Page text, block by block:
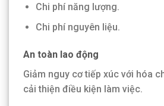
Chi phí năng lượng.
Chi phí nguyên liệu.
An toàn lao động
Giảm nguy cơ tiếp xúc với hóa
cải thiện điều kiện làm việc.